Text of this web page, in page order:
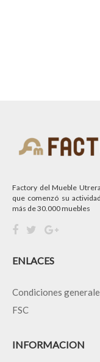
Factory del Mueble
que comenzó su
más de 30.000 muebles
ENLACES
Condiciones
FSC
INFORMACION